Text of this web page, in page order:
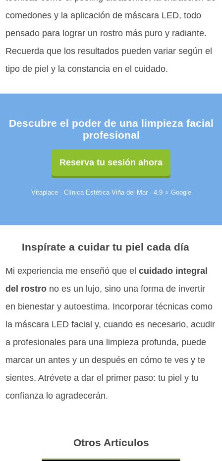
comedones y la aplicación de máscara LED, todo
pensado para lograr un rostro más puro y radiante.
Recuerda que los resultados pueden variar según el
tipo de piel y la constancia en el cuidado.
Descubre el poder de una limpieza facial
profesional
Reserva tu sesión ahora
Vitaplace · Clínica Estética Viña del Mar · 4.9 ⭐ Google
Inspírate a cuidar tu piel cada día
Mi experiencia me enseñó que elcuidado integral
del rostro no es un lujo, sino una forma de invertir
en bienestar y autoestima. Incorporar técnicas como
la máscara LED facial y, cuando es necesario, acudir
a profesionales para una limpieza profunda, puede
marcar un antes y un después en cómo te ves y te
sientes. Atrévete a dar el primer paso: tu piel y tu
confianza lo agradecerán.
Otros Artículos